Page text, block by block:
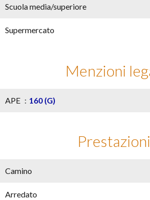
Scuola media/superiore
Supermercato
Menzioni
APE 160 (G)
Prestazioni
Camino
Arredato